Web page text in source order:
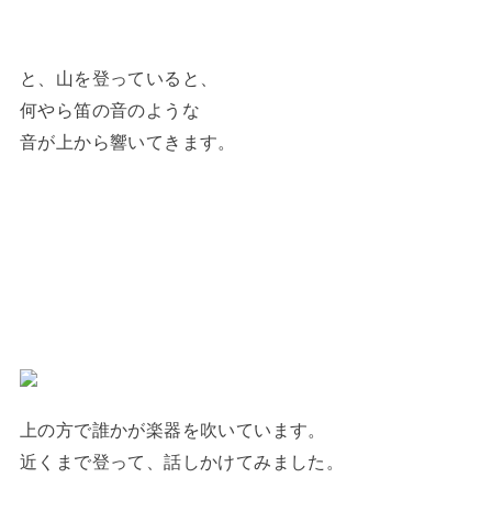
と、山を登っていると、
何やら笛の音のような
音が上から響いてきます。
上の方で誰かが楽器を吹いています。
近くまで登って、話しかけてみました。